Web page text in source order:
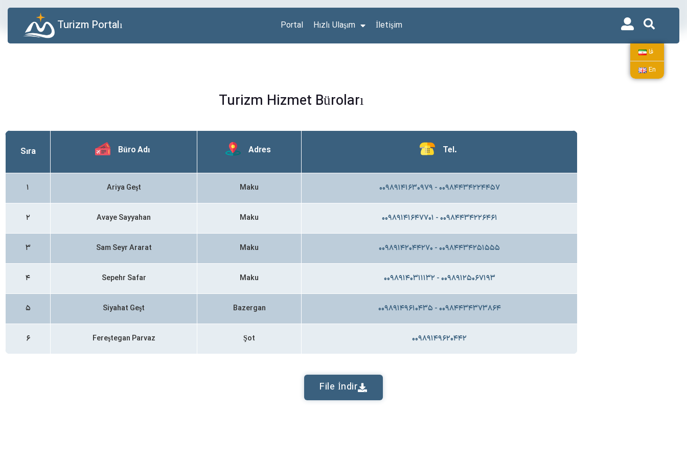
Turizm Portalı Portal Hızlı Ulaşım İletişim
فا
En
Turizm Hizmet Büroları
Sıra Büro Adı Adres Tel.
۱ Ariya Geşt Maku ۰۰۹۸۹۱۴۱۶۳۰۹۷۹ - ۰۰۹۸۴۴۳۴۲۲۴۴۵۷
۲ Avaye Sayyahan Maku ۰۰۹۸۹۱۴۱۶۴۷۷۰۱ - ۰۰۹۸۴۴۳۴۲۲۶۴۶۱
۳ Sam Seyr Ararat Maku ۰۰۹۸۹۱۴۲۰۴۴۲۷۰ - ۰۰۹۸۴۴۳۴۲۵۱۵۵۵
۴ Sepehr Safar Maku ۰۰۹۸۹۱۴۰۳۱۱۱۳۲ - ۰۰۹۸۹۱۲۵۰۶۷۱۹۳
۵ Siyahat Geşt Bazergan ۰۰۹۸۹۱۴۹۶۱۰۴۳۵ - ۰۰۹۸۴۴۳۴۳۷۳۸۶۴
۶ Fereştegan Parvaz Şot ۰۰۹۸۹۱۴۹۶۲۰۴۴۲
File İndir